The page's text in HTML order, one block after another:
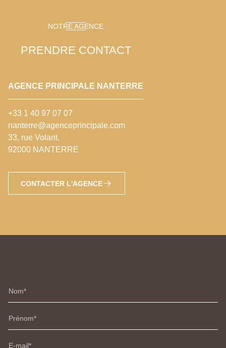
NOTRE AGENCE
PRENDRE CONTACT
AGENCE PRINCIPALE NANTERRE
+33 1 40 97 07 07
nanterre@agenceprincipale.com
33, rue Volant,
92000 NANTERRE
CONTACTER L'AGENCE
Nom
Prénom
E-mail